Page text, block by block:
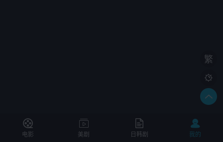
繁

电影 美剧 日韩剧 我的